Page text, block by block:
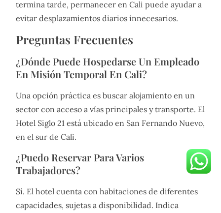
termina tarde, permanecer en Cali puede ayudar a
evitar desplazamientos diarios innecesarios.
Preguntas Frecuentes
¿Dónde Puede Hospedarse Un Empleado
En Misión Temporal En Cali?
Una opción práctica es buscar alojamiento en un
sector con acceso a vías principales y transporte. El
Hotel Siglo 21 está ubicado en San Fernando Nuevo,
en el sur de Cali.
¿Puedo Reservar Para Varios
Trabajadores?
Sí. El hotel cuenta con habitaciones de diferentes
capacidades, sujetas a disponibilidad. Indica